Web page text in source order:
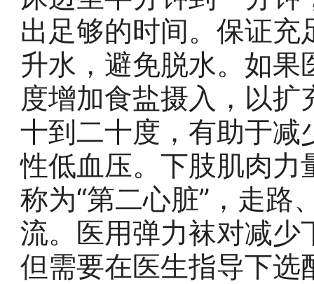
出足够的时间。保证
升水，避免脱水。如
度增加食盐摄入，以
十到二十度，有助于
性低血压。下肢肌肉
称为“第二心脏”，走路
流。医用弹力袜对减
但需要在医生指导下选